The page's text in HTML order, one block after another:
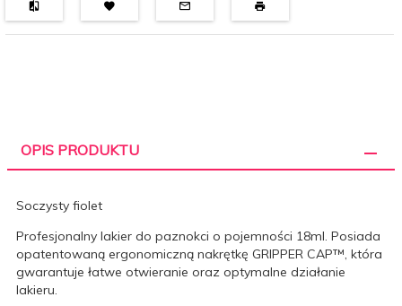
OPIS PRODUKTU
Soczysty fiolet
Profesjonalny lakier do paznokci o pojemności 18ml. Posiada
opatentowaną ergonomiczną nakrętkę GRIPPER CAP™, która
gwarantuje łatwe otwieranie oraz optymalne działanie
lakieru.